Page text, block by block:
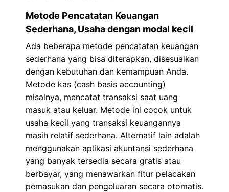
Metode Pencatatan Keuangan
Sederhana, Usaha dengan modal kecil
Ada beberapa metode pencatatan keuangan
sederhana yang bisa diterapkan, disesuaikan
dengan kebutuhan dan kemampuan Anda.
Metode kas (cash basis accounting)
misalnya, mencatat transaksi saat uang
masuk atau keluar. Metode ini cocok untuk
usaha kecil yang transaksi keuangannya
masih relatif sederhana. Alternatif lain adalah
menggunakan aplikasi akuntansi sederhana
yang banyak tersedia secara gratis atau
berbayar, yang menawarkan fitur pelacakan
pemasukan dan pengeluaran secara otomatis.